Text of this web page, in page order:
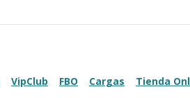
VipClub FBO Cargas Tienda